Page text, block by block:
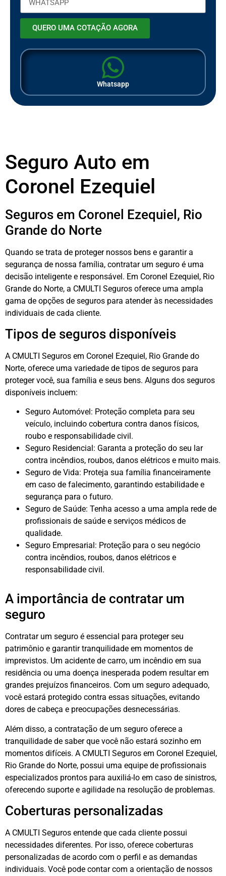
QUERO UMA COTAÇÃO AGORA
Whatsapp
Seguro Auto em
Coronel Ezequiel
Seguros em Coronel Ezequiel, Rio
Grande do Norte
Quando se trata de proteger nossos bens e garantir a
segurança de nossa família, contratar um seguro é uma
decisão inteligente e responsável. Em Coronel Ezequiel, Rio
Grande do Norte, a CMULTI Seguros oferece uma ampla
gama de opções de seguros para atender às necessidades
individuais de cada cliente.
Tipos de seguros disponíveis
A CMULTI Seguros em Coronel Ezequiel, Rio Grande do
Norte, oferece uma variedade de tipos de seguros para
proteger você, sua família e seus bens. Alguns dos seguros
disponíveis incluem:
Seguro Automóvel: Proteção completa para seu
veículo, incluindo cobertura contra danos físicos,
roubo e responsabilidade civil.
Seguro Residencial: Garanta a proteção do seu lar
contra incêndios, roubos, danos elétricos e muito mais.
Seguro de Vida: Proteja sua família financeiramente
em caso de falecimento, garantindo estabilidade e
segurança para o futuro.
Seguro de Saúde: Tenha acesso a uma ampla rede de
profissionais de saúde e serviços médicos de
qualidade.
Seguro Empresarial: Proteção para o seu negócio
contra incêndios, roubos, danos elétricos e
responsabilidade civil.
A importância de contratar um
seguro
Contratar um seguro é essencial para proteger seu
patrimônio e garantir tranquilidade em momentos de
imprevistos. Um acidente de carro, um incêndio em sua
residência ou uma doença inesperada podem resultar em
grandes prejuízos financeiros. Com um seguro adequado,
você estará protegido contra essas situações, evitando
dores de cabeça e preocupações desnecessárias.
Além disso, a contratação de um seguro oferece a
tranquilidade de saber que você não estará sozinho em
momentos difíceis. A CMULTI Seguros em Coronel Ezequiel,
Rio Grande do Norte, possui uma equipe de profissionais
especializados prontos para auxiliá-lo em caso de sinistros,
oferecendo suporte e agilidade na resolução de problemas.
Coberturas personalizadas
A CMULTI Seguros entende que cada cliente possui
necessidades diferentes. Por isso, oferece coberturas
personalizadas de acordo com o perfil e as demandas
individuais. Você pode contar com a orientação de nossos